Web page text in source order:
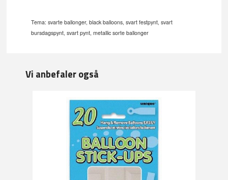
Tema: svarte ballonger, black balloons, svart festpynt, svart
bursdagspynt, svart pynt, metallic sorte ballonger
Vi anbefaler også